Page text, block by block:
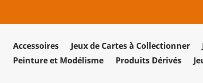
Accessoires Jeux de Cartes à Collectionner
Peinture et Modélisme
Produits Dérivés